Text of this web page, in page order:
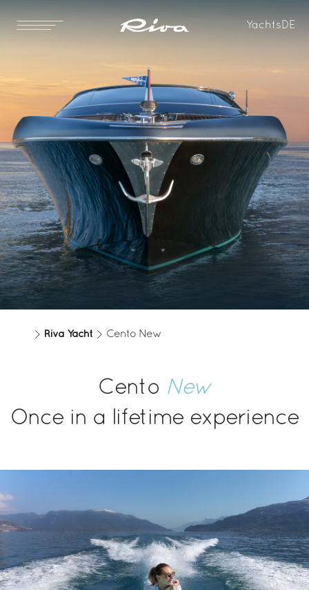
Yachts DE
Riva Yacht Cento New
Cento New
Once in a lifetime experience